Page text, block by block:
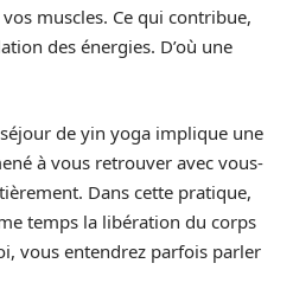
muscles. Ce qui contribue,
des énergies. D’où une
de yin yoga implique une
à vous retrouver avec vous-
Dans cette pratique,
temps la libération du corps
vous entendrez parfois parler